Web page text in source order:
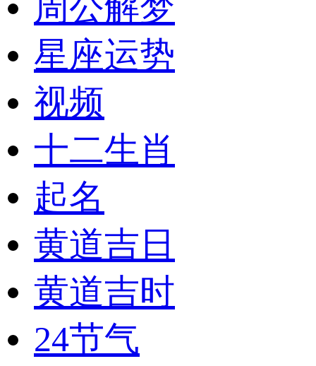
星座运势
视频
十二生肖
起名
黄道吉日
黄道吉时
24节气